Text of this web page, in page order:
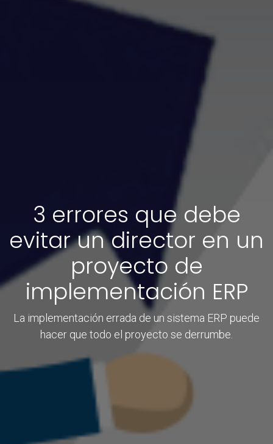
3 errores que debe
evitar un director en un
proyecto de
implementación ERP
La implementación errada de un sistema ERP puede
hacer que todo el proyecto se derrumbe.